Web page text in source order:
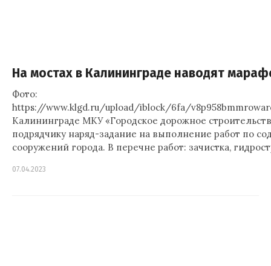
На мостах в Калининграде наводят
Фото:
https://www.klgd.ru/upload/iblock/6fa/
Калининграде МКУ «Городское дорожное
подрядчику наряд-задание на выполнение работ по
сооружений города. В перечне работ: зачистка,
07.04.2023